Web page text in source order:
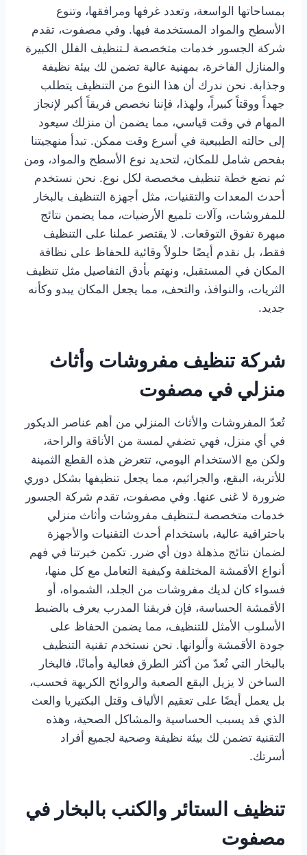
بمساحاتها الواسعة، وتعدد غرفها ومرافقها، وتنوع
الأسطح والمواد المستخدمة فيها. وفي مصفوت، تقدم
شركة الجسور خدمات متخصصة لـتنظيف الفلل الكبيرة
والمنازل الفاخرة، بمهنية عالية تضمن لك بيئة نظيفة
وجذابة. نحن ندرك أن هذا النوع من التنظيف يتطلب
جهداً ووقتاً كبيراً، ولهذا، فإننا نخصص فريقاً أكبر لإنجاز
المهام في وقت قياسي، مما يضمن أن منزلك سيعود
إلى حالته الطبيعية في أسرع وقت ممكن. تبدأ منهجيتنا
بفحص شامل للمكان، لتحديد نوع الأسطح والمواد، ومن
ثم نضع خطة تنظيف مخصصة لكل نوع. نحن نستخدم
أحدث المعدات والتقنيات، مثل أجهزة التنظيف بالبخار
للمفروشات، وآلات تلميع الأرضيات، مما يضمن نتائج
مبهرة تفوق التوقعات. لا يقتصر عملنا على التنظيف
فقط، بل نقدم أيضًا حلولاً وقائية للحفاظ على نظافة
المكان في المستقبل، ونهتم بأدق التفاصيل مثل تنظيف
الثريات، والنوافذ، والتحف، مما يجعل المكان يبدو وكأنه
جديد.
شركة تنظيف مفروشات وأثاث
منزلي في مصفوت
تُعدّ المفروشات والأثاث المنزلي من أهم عناصر الديكور
في أي منزل، فهي تضفي لمسة من الأناقة والراحة،
ولكن مع الاستخدام اليومي، تتعرض هذه القطع الثمينة
للأتربة، البقع، والجراثيم، مما يجعل تنظيفها بشكل دوري
ضرورة لا غنى عنها. وفي مصفوت، تقدم شركة الجسور
خدمات متخصصة لـتنظيف مفروشات وأثاث منزلي
باحترافية عالية، باستخدام أحدث التقنيات والأجهزة
لضمان نتائج مذهلة دون أي ضرر. تكمن خبرتنا في فهم
أنواع الأقمشة المختلفة وكيفية التعامل مع كل منها،
فسواء كان لديك مفروشات من الجلد، الشمواه، أو
الأقمشة الحساسة، فإن فريقنا المدرب يعرف بالضبط
الأسلوب الأمثل للتنظيف، مما يضمن الحفاظ على
جودة الأقمشة وألوانها. نحن نستخدم تقنية التنظيف
بالبخار التي تُعدّ من أكثر الطرق فعالية وأمانًا، فالبخار
الساخن لا يزيل البقع الصعبة والروائح الكريهة فحسب،
بل يعمل أيضًا على تعقيم الألياف وقتل البكتيريا والعث
الذي قد يسبب الحساسية والمشاكل الصحية، وهذه
التقنية تضمن لك بيئة نظيفة وصحية لجميع أفراد
أسرتك.
تنظيف الستائر والكنب بالبخار في
مصفوت